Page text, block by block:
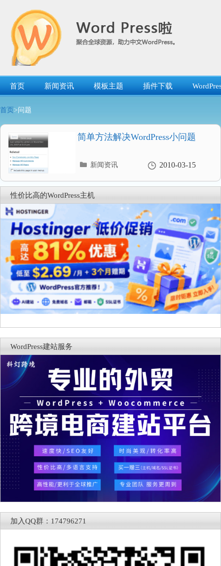
首页 新闻资讯 模板主题 插件下载
首页 >问题
简单方法解决WordPress小问题
2010-03-15
分
录
新闻资讯
性价比高的WordPress主机
WordPress建站服务
加入QQ群：174796271